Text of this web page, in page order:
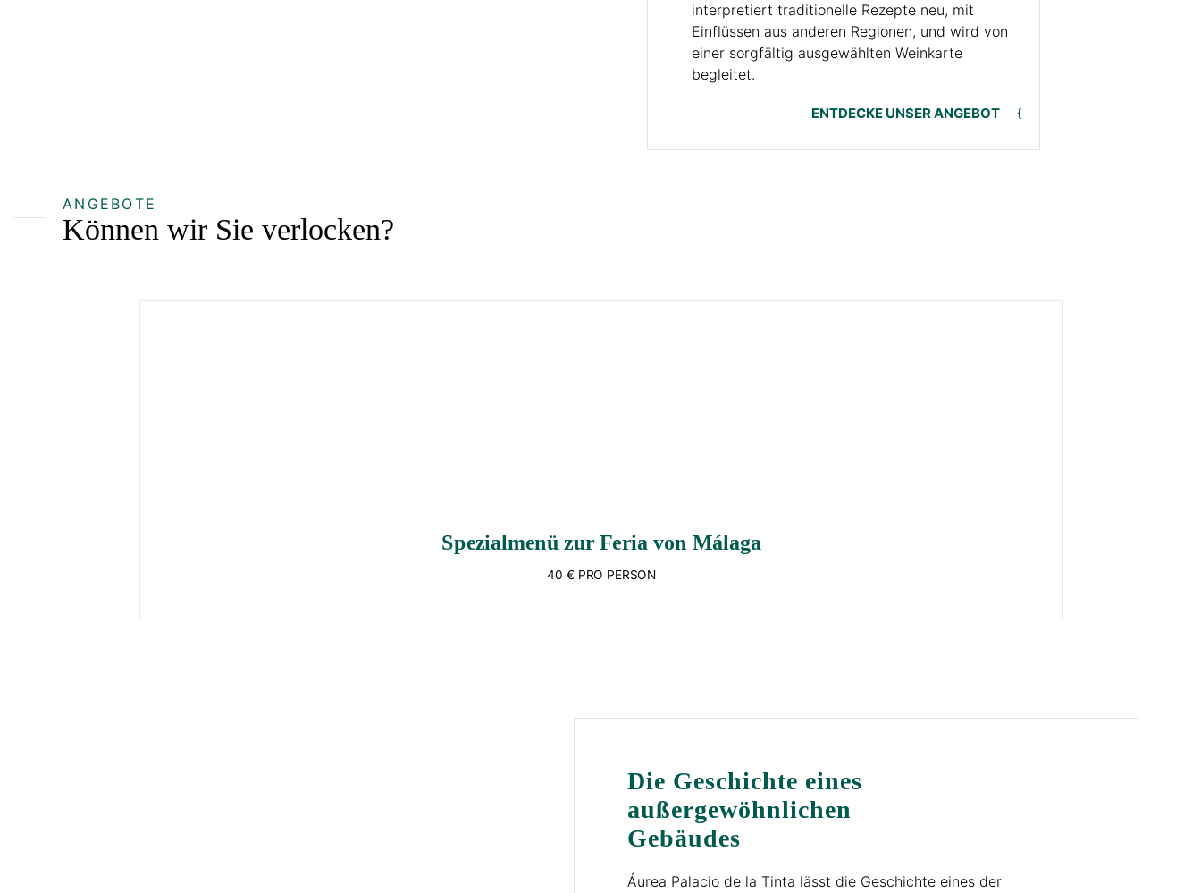
interpretiert traditionelle Rezepte neu, mit
Einflüssen aus anderen Regionen, und wird von
einer sorgfältig ausgewählten Weinkarte
begleitet.
ENTDECKE UNSER ANGEBOT
ANGEBOTE
Können wir Sie verlocken?
Spezialmenü zur Feria von Málaga
40 € PRO PERSON
Die Geschichte eines
außergewöhnlichen
Gebäudes
Áurea Palacio de la Tinta lässt die Geschichte eines der